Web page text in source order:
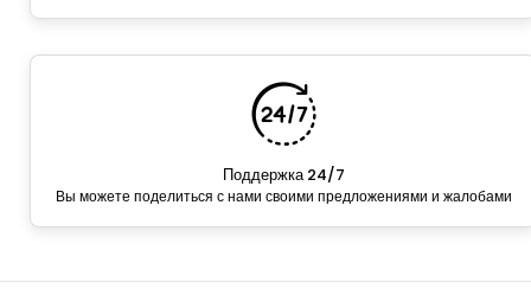
Поддержка 24/7
Вы можете поделиться с нами своими предложениями и жалобами